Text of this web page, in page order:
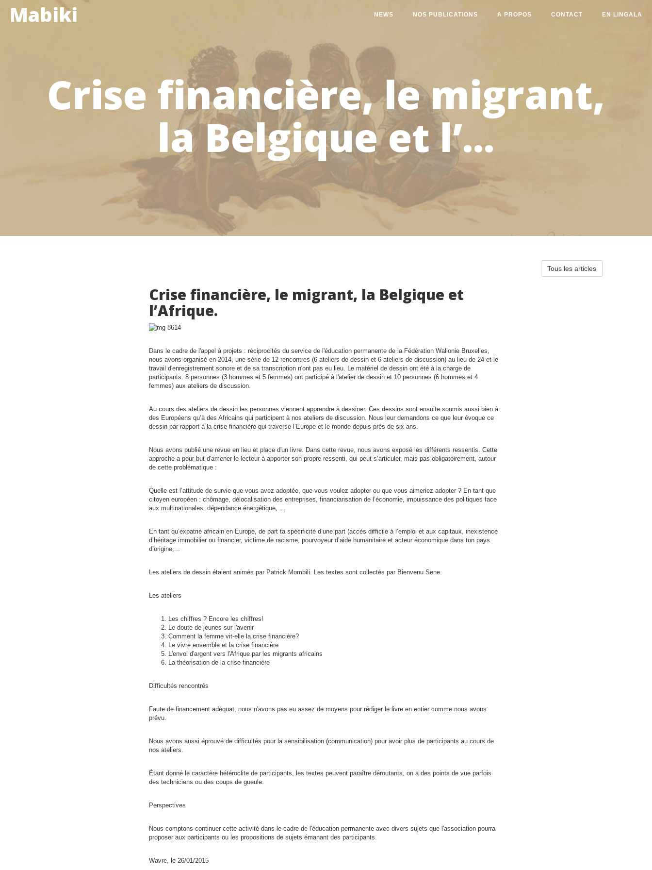
Mabiki NEWS NOS PUBLICATIONS A PROPOS CONTACT EN LINGALA
Crise financière, le migrant,
la Belgique et l’...
Tous les articles
Crise financière, le migrant, la Belgique et
l’Afrique.
Dans le cadre de l'appel à projets : réciprocités du service de l'éducation permanente de la Fédération Wallonie Bruxelles,
nous avons organisé en 2014, une série de 12 rencontres (6 ateliers de dessin et 6 ateliers de discussion) au lieu de 24 et le
travail d'enregistrement sonore et de sa transcription n'ont pas eu lieu. Le matériel de dessin ont été à la charge de
participants. 8 personnes (3 hommes et 5 femmes) ont participé à l'atelier de dessin et 10 personnes (6 hommes et 4
femmes) aux ateliers de discussion.
Au cours des ateliers de dessin les personnes viennent apprendre à dessiner. Ces dessins sont ensuite soumis aussi bien à
des Européens qu’à des Africains qui participent à nos ateliers de discussion. Nous leur demandons ce que leur évoque ce
dessin par rapport à la crise financière qui traverse l’Europe et le monde depuis près de six ans.
Nous avons publié une revue en lieu et place d'un livre. Dans cette revue, nous avons exposé les différents ressentis. Cette
approche a pour but d'amener le lecteur à apporter son propre ressenti, qui peut s’articuler, mais pas obligatoirement, autour
de cette problématique :
Quelle est l’attitude de survie que vous avez adoptée, que vous voulez adopter ou que vous aimeriez adopter ? En tant que
citoyen européen : chômage, délocalisation des entreprises, financiarisation de l’économie, impuissance des politiques face
aux multinationales, dépendance énergétique, …
En tant qu’expatrié africain en Europe, de part ta spécificité d’une part (accès difficile à l’emploi et aux capitaux, inexistence
d’héritage immobilier ou financier, victime de racisme, pourvoyeur d’aide humanitaire et acteur économique dans ton pays
d’origine,...
Les ateliers de dessin étaient animés par Patrick Mombili. Les textes sont collectés par Bienvenu Sene.
Les ateliers
Les chiffres ? Encore les chiffres!
Le doute de jeunes sur l'avenir
Comment la femme vit-elle la crise financière?
Le vivre ensemble et la crise financière
L'envoi d'argent vers l'Afrique par les migrants africains
La théorisation de la crise financière
Difficultés rencontrés
Faute de financement adéquat, nous n'avons pas eu assez de moyens pour rédiger le livre en entier comme nous avons
prévu.
Nous avons aussi éprouvé de difficultés pour la sensibilisation (communication) pour avoir plus de participants au cours de
nos ateliers.
Étant donné le caractère hétéroclite de participants, les textes peuvent paraître déroutants, on a des points de vue parfois
des techniciens ou des coups de gueule.
Perspectives
Nous comptons continuer cette activité dans le cadre de l'éducation permanente avec divers sujets que l'association pourra
proposer aux participants ou les propositions de sujets émanant des participants.
Wavre, le 26/01/2015